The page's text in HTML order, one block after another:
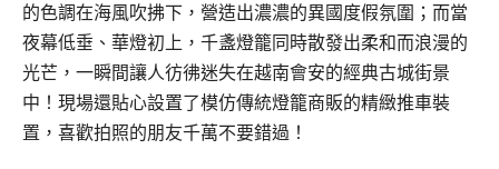
的色調在海風吹拂下，營造出濃濃的異國度假氛圍；而當
夜幕低垂、華燈初上，千盞燈籠同時散發出柔和而浪漫的
光芒，一瞬間讓人彷彿迷失在越南會安的經典古城街景
中！現場還貼心設置了模仿傳統燈籠商販的精緻推車裝
置，喜歡拍照的朋友千萬不要錯過！